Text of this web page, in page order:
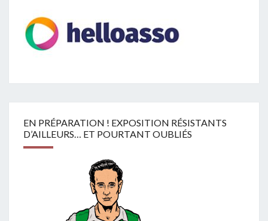
EN PRÉPARATION ! EXPOSITION RÉSISTANTS
D’AILLEURS… ET POURTANT OUBLIÉS